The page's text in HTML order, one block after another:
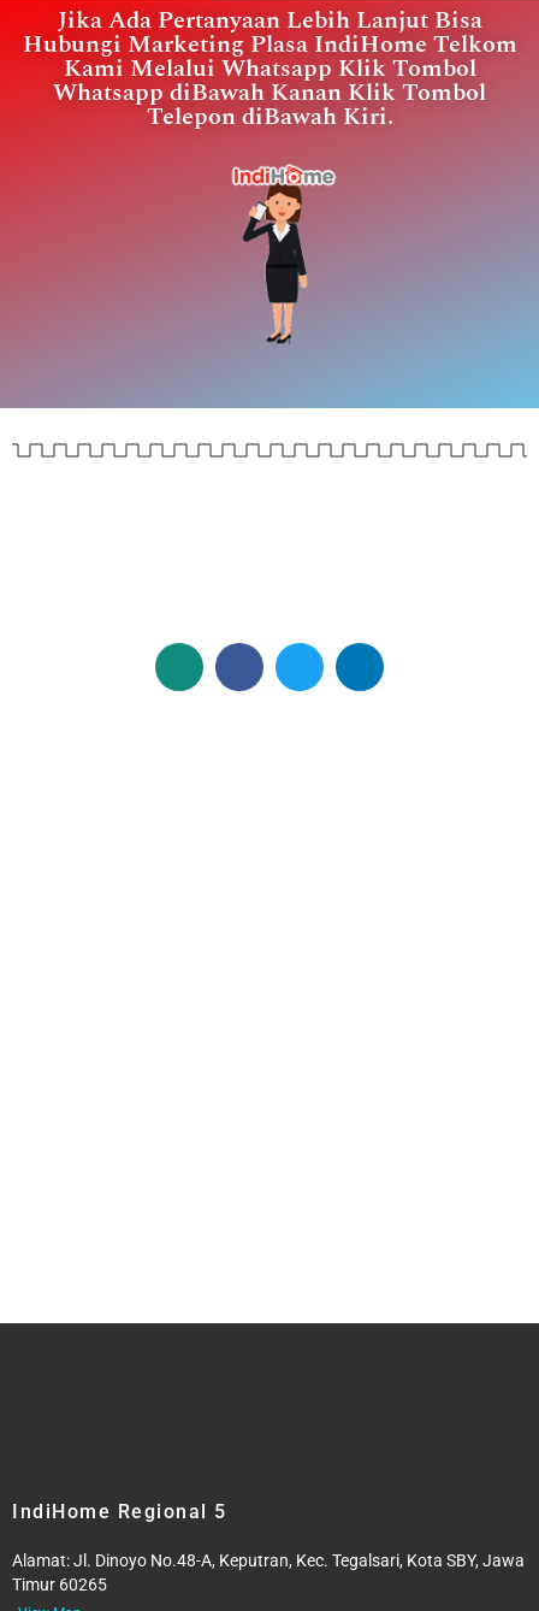
Jika Ada Pertanyaan Lebih Lanjut Bisa
Hubungi Marketing Plasa IndiHome Telkom
Kami Melalui Whatsapp Klik Tombol
Whatsapp diBawah Kanan Klik Tombol
Telepon diBawah Kiri.
IndiHome Regional 5
Alamat:Jl. Dinoyo No.48-A, Keputran, Kec. Tegalsari, Kota SBY, Jawa
Timur 60265